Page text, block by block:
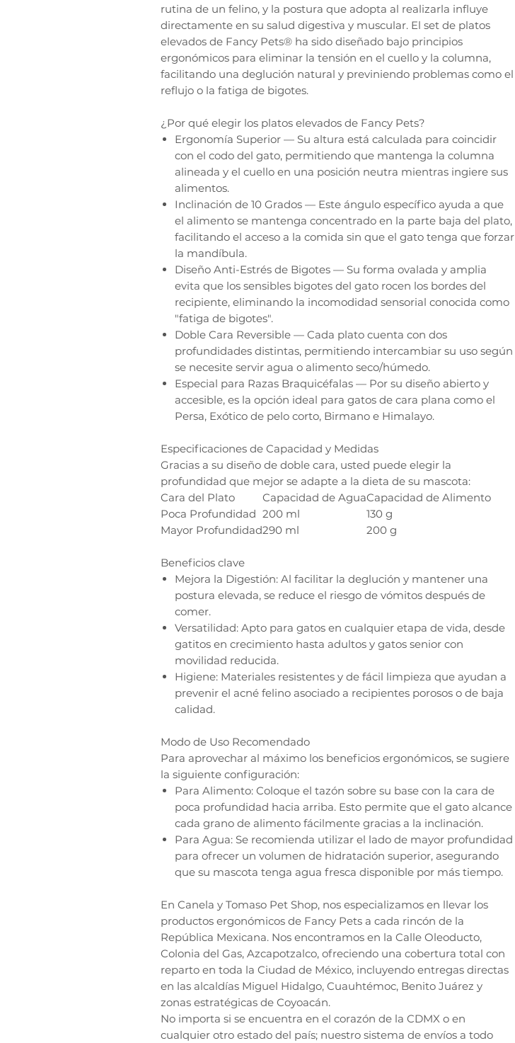
rutina de un felino, y la postura que adopta al realizarla influye
directamente en su salud digestiva y muscular. El set de platos
elevados de Fancy Pets® ha sido diseñado bajo principios
ergonómicos para eliminar la tensión en el cuello y la columna,
facilitando una deglución natural y previniendo problemas como el
reflujo o la fatiga de bigotes.
¿Por qué elegir los platos elevados de Fancy Pets?
Ergonomía Superior — Su altura está calculada para coincidir
con el codo del gato, permitiendo que mantenga la columna
alineada y el cuello en una posición neutra mientras ingiere sus
alimentos.
Inclinación de 10 Grados — Este ángulo específico ayuda a que
el alimento se mantenga concentrado en la parte baja del plato,
facilitando el acceso a la comida sin que el gato tenga que forzar
la mandíbula.
Diseño Anti-Estrés de Bigotes — Su forma ovalada y amplia
evita que los sensibles bigotes del gato rocen los bordes del
recipiente, eliminando la incomodidad sensorial conocida como
"fatiga de bigotes".
Doble Cara Reversible — Cada plato cuenta con dos
profundidades distintas, permitiendo intercambiar su uso según
se necesite servir agua o alimento seco/húmedo.
Especial para Razas Braquicéfalas — Por su diseño abierto y
accesible, es la opción ideal para gatos de cara plana como el
Persa, Exótico de pelo corto, Birmano e Himalayo.
Especificaciones de Capacidad y Medidas
Gracias a su diseño de doble cara, usted puede elegir la
profundidad que mejor se adapte a la dieta de su mascota:
Cara del Plato
Capacidad de AguaCapacidad de Alimento
Poca Profundidad 200 ml
130 g
Mayor Profundidad290 ml 200 g
Beneficios clave
Mejora la Digestión: Al facilitar la deglución y mantener una
postura elevada, se reduce el riesgo de vómitos después de
comer.
Versatilidad: Apto para gatos en cualquier etapa de vida, desde
gatitos en crecimiento hasta adultos y gatos senior con
movilidad reducida.
Higiene: Materiales resistentes y de fácil limpieza que ayudan a
prevenir el acné felino asociado a recipientes porosos o de baja
calidad.
Modo de Uso Recomendado
Para aprovechar al máximo los beneficios ergonómicos, se sugiere
la siguiente configuración:
Para Alimento: Coloque el tazón sobre su base con la cara de
poca profundidad hacia arriba. Esto permite que el gato alcance
cada grano de alimento fácilmente gracias a la inclinación.
Para Agua: Se recomienda utilizar el lado de mayor profundidad
para ofrecer un volumen de hidratación superior, asegurando
que su mascota tenga agua fresca disponible por más tiempo.
En Canela y Tomaso Pet Shop, nos especializamos en llevar los
productos ergonómicos de Fancy Pets a cada rincón de la
República Mexicana. Nos encontramos en la Calle Oleoducto,
Colonia del Gas, Azcapotzalco, ofreciendo una cobertura total con
reparto en toda la Ciudad de México, incluyendo entregas directas
en las alcaldías Miguel Hidalgo, Cuauhtémoc, Benito Juárez y
zonas estratégicas de Coyoacán.
No importa si se encuentra en el corazón de la CDMX o en
cualquier otro estado del país; nuestro sistema de envíos a todo